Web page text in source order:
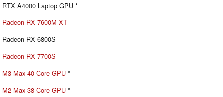
RTX A4000 Laptop GPU *
Radeon RX 7600M XT
Radeon RX 6800S
Radeon RX 7700S
M3 Max 40-Core GPU *
M2 Max 38-Core GPU *